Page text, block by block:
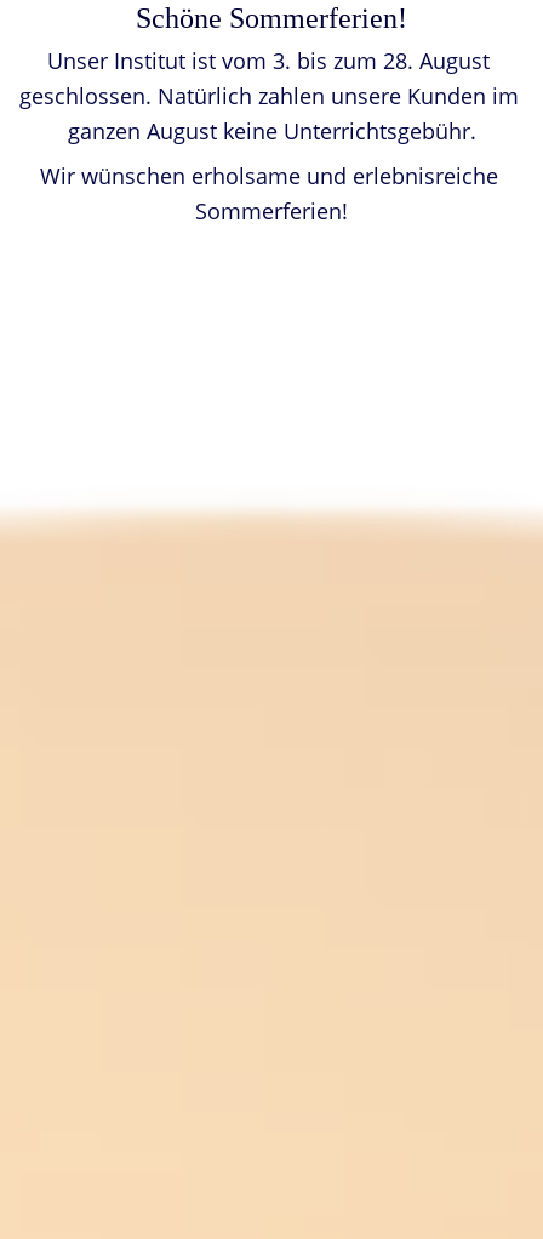
Schöne Sommerferien!
Unser Institut ist vom 3. bis zum 28. August
geschlossen. Natürlich zahlen unsere Kunden im
ganzen August keine Unterrichtsgebühr.
Wir wünschen erholsame und erlebnisreiche
Sommerferien!